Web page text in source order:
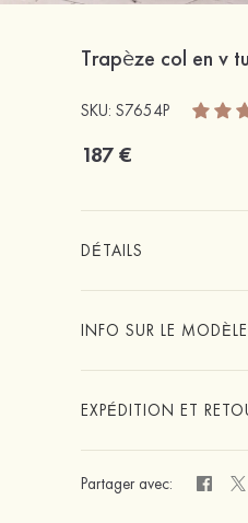
Trapèze col en v
SKU: S7654P
187 €
DÉTAILS
INFO SUR LE MODÈLE
EXPÉDITION ET
Partager avec: